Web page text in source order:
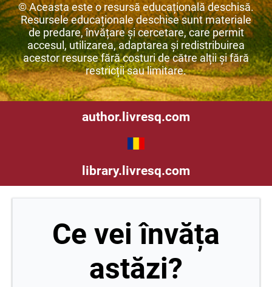
© Aceasta este o resursă educațională deschisă.
Resursele educaționale deschise sunt materiale
de predare, învățare și cercetare, care permit
accesul, utilizarea, adaptarea și redistribuirea
acestor resurse fără costuri de către alții și fără
restricții sau limitare.
author.livresq.com
library.livresq.com
Ce vei învăța
astăzi?